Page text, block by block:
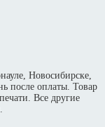
Новосибирске,
после оплаты. Товар
Все другие